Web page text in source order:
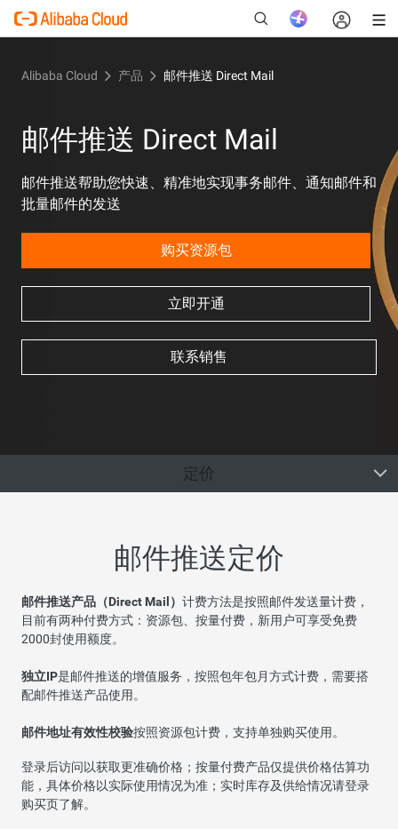
Alibaba Cloud 产品 邮件推送 Direct Mail
邮件推送 Direct Mail
邮件推送帮助您快速、精准地实现事务邮件、通知邮件和
批量邮件的发送
购买资源包
立即开通
联系销售
定价
邮件推送定价
邮件推送产品（Direct Mail） 计费方法是按照邮件发送量计费，
目前有两种付费方式：资源包、按量付费，新用户可享受免费
2000封使用额度。
独立IP是邮件推送的增值服务，按照包年包月方式计费，需要搭
配邮件推送产品使用。
邮件地址有效性校验按照资源包计费，支持单独购买使用。
登录后访问以获取更准确价格；按量付费产品仅提供价格估算功
能，具体价格以实际使用情况为准；实时库存及供给情况请登录
购买页了解。